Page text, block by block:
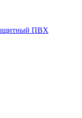
ПВХ